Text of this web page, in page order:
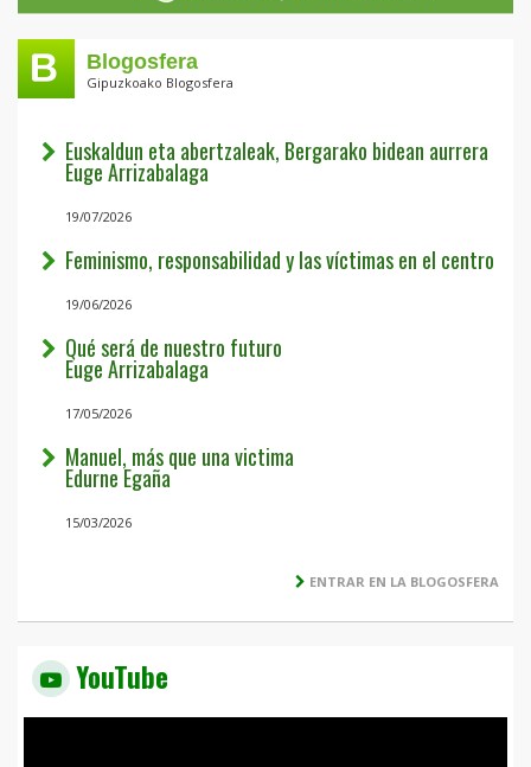
Blogosfera
Gipuzkoako Blogosfera
Euskaldun eta abertzaleak, Bergarako bidean aurrera
Euge Arrizabalaga
19/07/2026
Feminismo, responsabilidad y las víctimas en el centro
19/06/2026
Qué será de nuestro futuro
Euge Arrizabalaga
17/05/2026
Manuel, más que una victima
Edurne Egaña
15/03/2026
ENTRAR EN LA BLOGOSFERA
YouTube